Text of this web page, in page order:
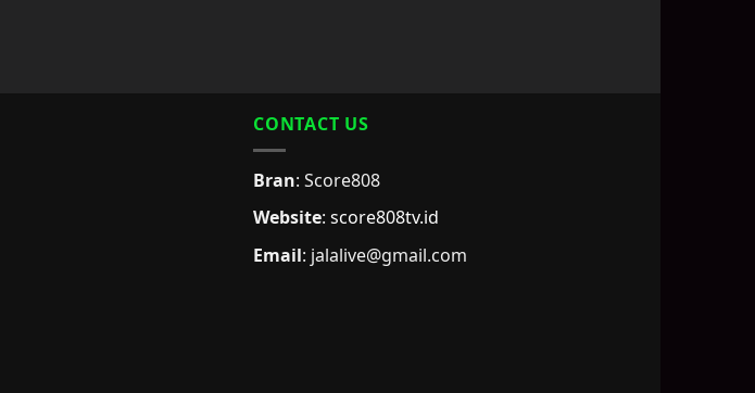
CONTACT US
Bran: Score808
Website: score808tv.id
Email: jalalive@gmail.com